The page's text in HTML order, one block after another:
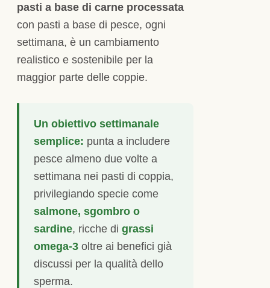
pasti a base di carne processata
con pasti a base di pesce, ogni
settimana, è un cambiamento
realistico e sostenibile per la
maggior parte delle coppie.
Un obiettivo settimanale
semplice: punta a includere
pesce almeno due volte a
settimana nei pasti di coppia,
privilegiando specie come
salmone, sgombro o
sardine, ricche di grassi
omega-3 oltre ai benefici già
discussi per la qualità dello
sperma.